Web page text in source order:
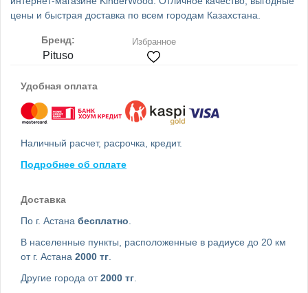
цены и быстрая доставка по всем городам Казахстана.
Бренд:
Pituso
Избранное
Удобная оплата
Наличный расчет, расрочка, кредит.
Подробнее об оплате
Доставка
По г. Астана бесплатно
В населенные пункты, расположенные в радиусе до 20 км
от г. Астана 2000 тг
Другие города от2000 тг